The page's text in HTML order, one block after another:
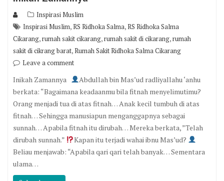
Inspirasi Muslim
Inspirasi Muslim,RS Ridhoka Salma,RS Ridhoka Salma
Cikarang,rumah sakit cikarang,rumah sakit di cikarang,rumah
sakit di cikrang barat,Rumah Sakit Ridhoka Salma Cikarang
Leave a comment
Inikah Zamannya
Abdullah bin Mas’ud radliyallahu ‘anhu
berkata: “Bagaimana keadaanmu bila fitnah menyelimutimu?
Orang menjadi tua di atas fitnah… Anak kecil tumbuh di atas
fitnah… Sehingga manusiapun menganggapnya sebagai
sunnah… Apabila fitnah itu dirubah… Mereka berkata, ”Telah
dirubah sunnah.”
Kapan itu terjadi wahai ibnu Mas’ud?
Beliau menjawab: “Apabila qari qari telah banyak… Sementara
ulama…